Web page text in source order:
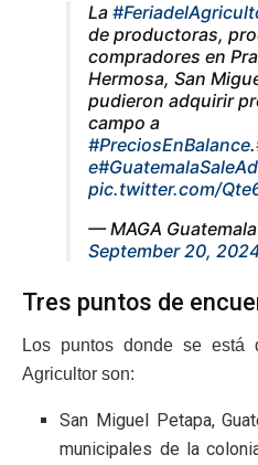
La
de productoras,
compradores en
Hermosa, San
pudieron adquirir
campo a
#PreciosEnBalance.
e
pic.twitter.com/
— MAGA
September 20,
Tres puntos de
Los puntos donde se está
Agricultor son:
San Miguel Petapa,
municipales de la